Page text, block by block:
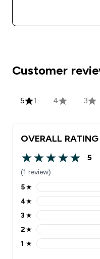
Customer
5 1 4 3
OVERALL RATING
5 out of 5 stars
5
(1 review)
5 stars rating 1
5★
4 stars rating 0
4★
3 stars rating 0
3 ★
2 stars rating 0
2★
1 stars rating 0
1 ★